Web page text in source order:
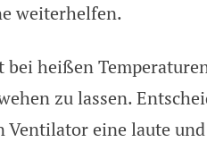
weiterhelfen.
heißen
zu lassen.
Ventilator eine laute